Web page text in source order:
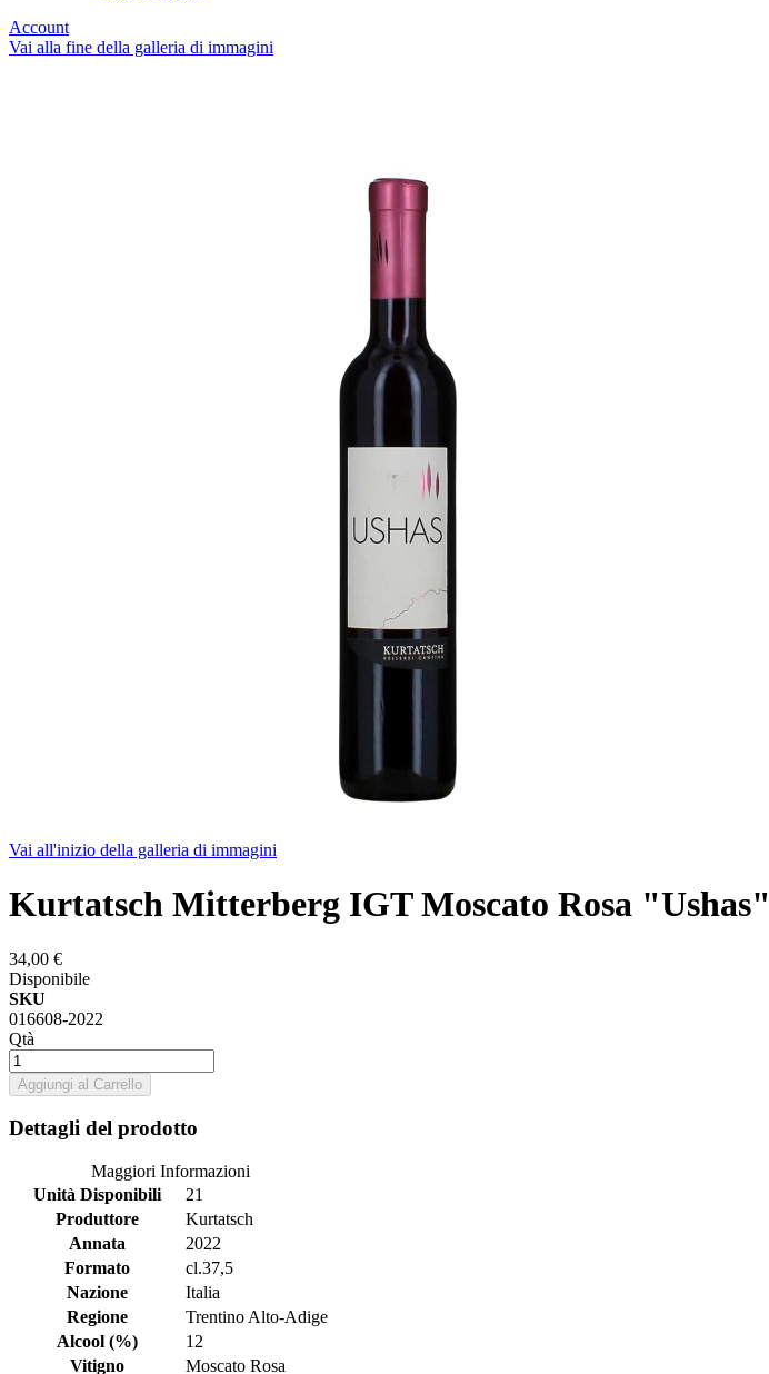
Account
Vai alla fine della galleria di immagini
Vai all'inizio della galleria di immagini
Kurtatsch Mitterberg IGT Moscato Rosa "Ushas"
34,00 €
Disponibile
SKU
016608-2022
Qtà
Aggiungi al Carrello
Dettagli del prodotto
Maggiori Informazioni
Unità Disponibili
21
Produttore
Kurtatsch
Annata
2022
Formato
cl.37,5
Nazione
Italia
Regione
Trentino Alto-Adige
Alcool (%)
12
Vitigno
Moscato Rosa